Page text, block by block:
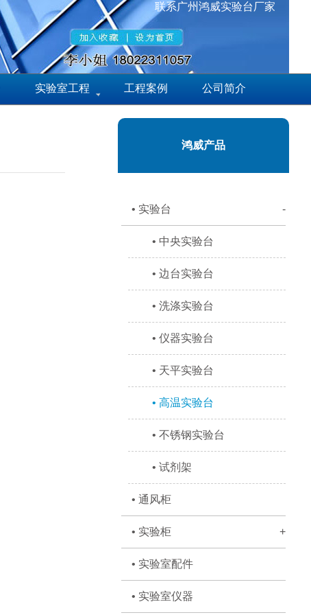
联系广州鸿威实验台厂家
实验室工程 工程案例 公司简介
鸿威产品
• 实验台 -
• 中央实验台
• 边台实验台
• 洗涤实验台
• 仪器实验台
• 天平实验台
• 高温实验台
• 不锈钢实验台
• 试剂架
• 通风柜
• 实验柜 +
• 实验室配件
• 实验室仪器